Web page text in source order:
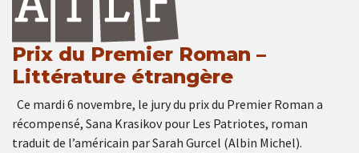
Prix du Premier Roman –
Littérature étrangère
Ce mardi 6 novembre, le jury du prix du Premier Roman a
récompensé, Sana Krasikov pour Les Patriotes, roman
traduit de l’américain par Sarah Gurcel (Albin Michel).